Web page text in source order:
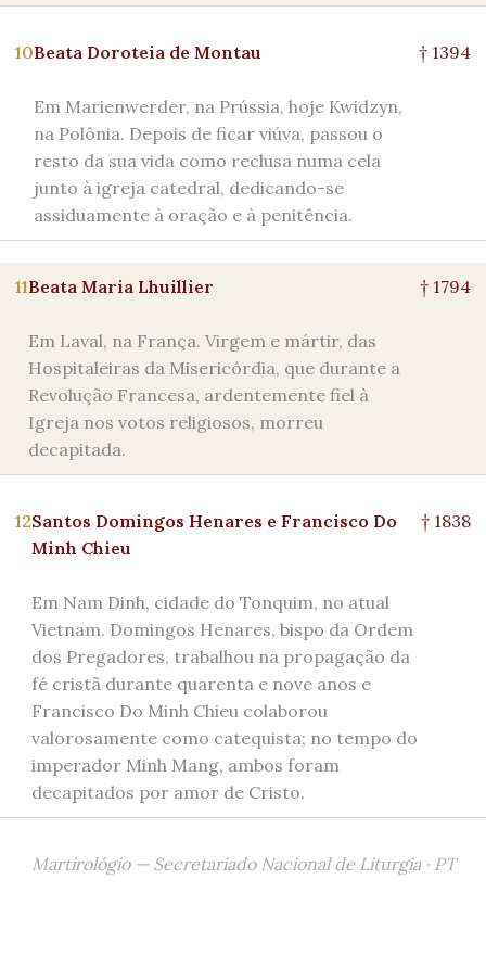
10Beata Doroteia de Montau
Em Marienwerder, na Prússia, hoje Kwidzyn,
na Polônia. Depois de ficar viúva, passou o
resto da sua vida como reclusa numa cela
junto à igreja catedral, dedicando-se
assiduamente à oração e à penitência.
† 1394
11Beata Maria Lhuillier
Em Laval, na França. Virgem e mártir, das
Hospitaleiras da Misericórdia, que durante a
Revolução Francesa, ardentemente fiel à
Igreja nos votos religiosos, morreu
decapitada.
† 1794
12Santos Domingos Henares e Francisco Do
Minh Chieu
Em Nam Dinh, cidade do Tonquim, no atual
Vietnam. Domingos Henares, bispo da Ordem
dos Pregadores, trabalhou na propagação da
fé cristã durante quarenta e nove anos e
Francisco Do Minh Chieu colaborou
valorosamente como catequista; no tempo do
imperador Minh Mang, ambos foram
decapitados por amor de Cristo.
† 1838
Martirológio — Secretariado Nacional de Liturgia · PT